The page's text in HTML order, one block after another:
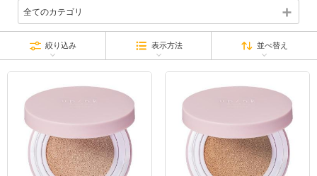
全てのカテゴリ
絞り込み 表示方法 並べ替え